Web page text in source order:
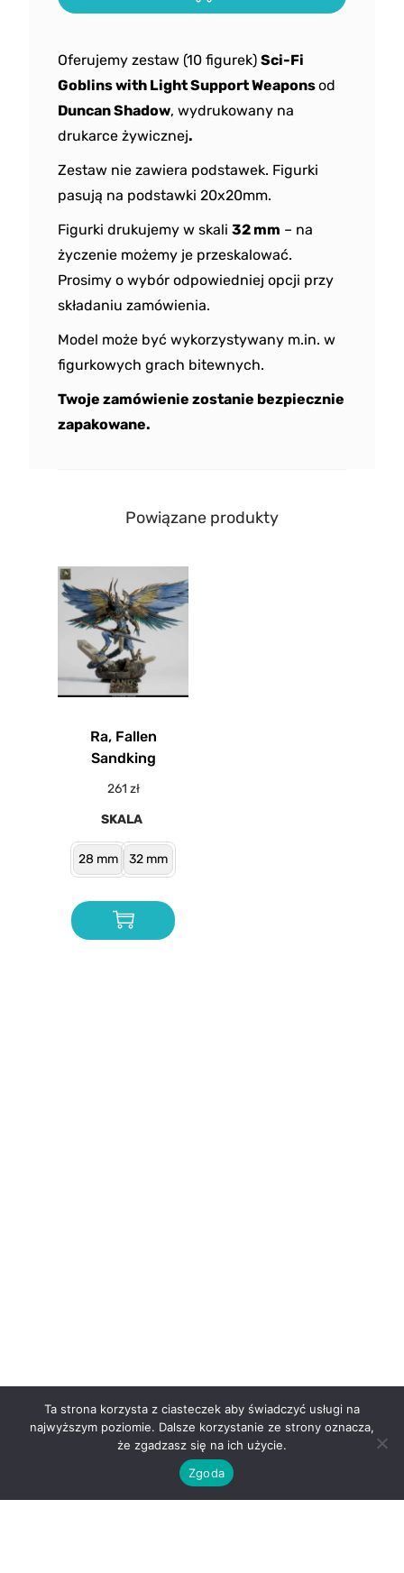
Oferujemy zestaw (10 figurek) Sci-Fi
Goblins with Light Support Weaponsod
Duncan Shadow, wydrukowany na
drukarce żywicznej.
Zestaw nie zawiera podstawek. Figurki
pasują na podstawki 20x20mm.
Figurki drukujemy w skali 32 mm – na
życzenie możemy je przeskalować.
Prosimy o wybór odpowiedniej opcji przy
składaniu zamówienia.
Model może być wykorzystywany m.in. w
figurkowych grach bitewnych.
Twoje zamówienie zostanie bezpiecznie
zapakowane.
Powiązane produkty
Ra, Fallen
Sandking
261 zł
SKALA
28 mm 32 mm
Ta strona korzysta z ciasteczek aby świadczyć usługi na
najwyższym poziomie. Dalsze korzystanie ze strony oznacza,
że zgadzasz się na ich użycie.
Zgoda